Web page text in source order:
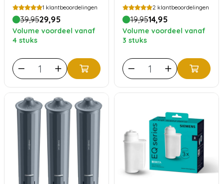
1 klantbeoordelingen
39,9529,95
Volume voordeel vanaf
4 stuks
2 klantbeoordelingen
19,9514,95
Volume voordeel vanaf
3 stuks